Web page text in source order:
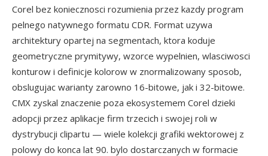
Corel bez koniecznosci rozumienia przez kazdy program
pelnego natywnego formatu CDR. Format uzywa
architektury opartej na segmentach, ktora koduje
geometryczne prymitywy, wzorce wypelnien, wlasciwosci
konturow i definicje kolorow w znormalizowany sposob,
obslugujac warianty zarowno 16-bitowe, jak i 32-bitowe.
CMX zyskal znaczenie poza ekosystemem Corel dzieki
adopcji przez aplikacje firm trzecich i swojej roli w
dystrybucji clipartu — wiele kolekcji grafiki wektorowej z
polowy do konca lat 90. bylo dostarczanych w formacie